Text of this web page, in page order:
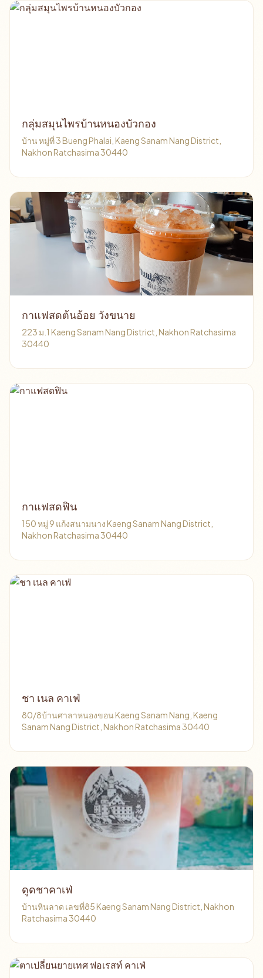
กลุ่มสมุนไพรบ้านหนองบัวกอง
บ้าน หมู่ที่ 3 Bueng Phalai, Kaeng Sanam Nang District,
Nakhon Ratchasima 30440
กาแฟสดต้นอ้อย วังขนาย
223 ม.1 Kaeng Sanam Nang District, Nakhon Ratchasima
30440
กาแฟสดฟิน
150 หมู่ 9 แก้งสนามนาง Kaeng Sanam Nang District,
Nakhon Ratchasima 30440
ชา เนล คาเฟ่
80/8บ้านศาลาหนองขอน Kaeng Sanam Nang, Kaeng
Sanam Nang District, Nakhon Ratchasima 30440
ดูดชาคาเฟ่
บ้านหินลาด เลขที่85 Kaeng Sanam Nang District, Nakhon
Ratchasima 30440